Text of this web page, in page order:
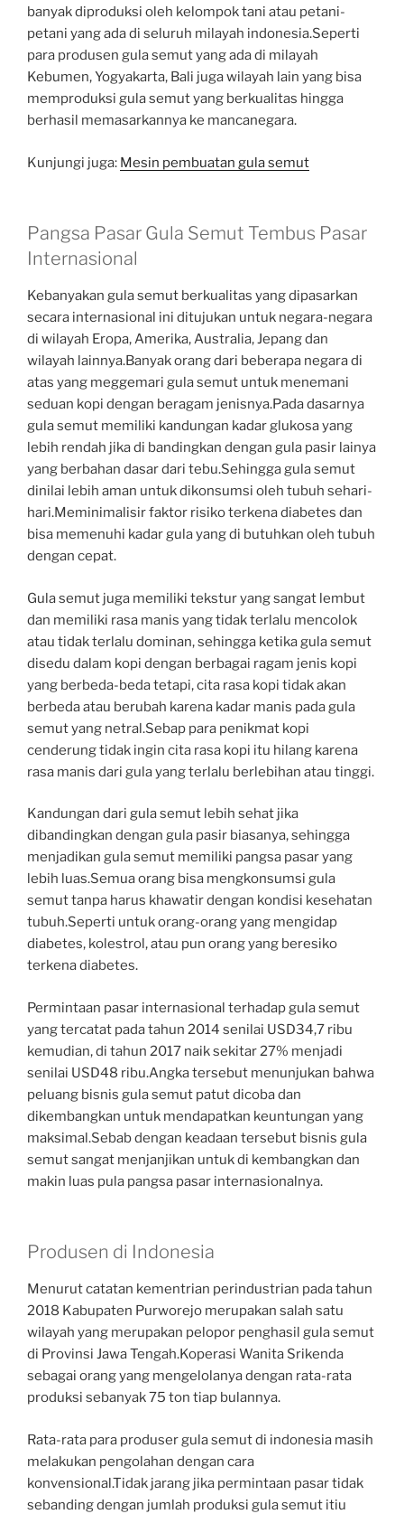
banyak diproduksi oleh kelompok tani atau petani-
petani yang ada di seluruh milayah indonesia.Seperti
para produsen gula semut yang ada di milayah
Kebumen, Yogyakarta, Bali juga wilayah lain yang bisa
memproduksi gula semut yang berkualitas hingga
berhasil memasarkannya ke mancanegara.
Kunjungi juga: Mesin pembuatan gula semut
Pangsa Pasar Gula Semut Tembus Pasar
Internasional
Kebanyakan gula semut berkualitas yang dipasarkan
secara internasional ini ditujukan untuk negara-negara
di wilayah Eropa, Amerika, Australia, Jepang dan
wilayah lainnya.Banyak orang dari beberapa negara di
atas yang meggemari gula semut untuk menemani
seduan kopi dengan beragam jenisnya.Pada dasarnya
gula semut memiliki kandungan kadar glukosa yang
lebih rendah jika di bandingkan dengan gula pasir lainya
yang berbahan dasar dari tebu.Sehingga gula semut
dinilai lebih aman untuk dikonsumsi oleh tubuh sehari-
hari.Meminimalisir faktor risiko terkena diabetes dan
bisa memenuhi kadar gula yang di butuhkan oleh tubuh
dengan cepat.
Gula semut juga memiliki tekstur yang sangat lembut
dan memiliki rasa manis yang tidak terlalu mencolok
atau tidak terlalu dominan, sehingga ketika gula semut
disedu dalam kopi dengan berbagai ragam jenis kopi
yang berbeda-beda tetapi, cita rasa kopi tidak akan
berbeda atau berubah karena kadar manis pada gula
semut yang netral.Sebap para penikmat kopi
cenderung tidak ingin cita rasa kopi itu hilang karena
rasa manis dari gula yang terlalu berlebihan atau tinggi.
Kandungan dari gula semut lebih sehat jika
dibandingkan dengan gula pasir biasanya, sehingga
menjadikan gula semut memiliki pangsa pasar yang
lebih luas.Semua orang bisa mengkonsumsi gula
semut tanpa harus khawatir dengan kondisi kesehatan
tubuh.Seperti untuk orang-orang yang mengidap
diabetes, kolestrol, atau pun orang yang beresiko
terkena diabetes.
Permintaan pasar internasional terhadap gula semut
yang tercatat pada tahun 2014 senilai USD34,7 ribu
kemudian, di tahun 2017 naik sekitar 27% menjadi
senilai USD48 ribu.Angka tersebut menunjukan bahwa
peluang bisnis gula semut patut dicoba dan
dikembangkan untuk mendapatkan keuntungan yang
maksimal.Sebab dengan keadaan tersebut bisnis gula
semut sangat menjanjikan untuk di kembangkan dan
makin luas pula pangsa pasar internasionalnya.
Produsen di Indonesia
Menurut catatan kementrian perindustrian pada tahun
2018 Kabupaten Purworejo merupakan salah satu
wilayah yang merupakan pelopor penghasil gula semut
di Provinsi Jawa Tengah.Koperasi Wanita Srikenda
sebagai orang yang mengelolanya dengan rata-rata
produksi sebanyak 75 ton tiap bulannya.
Rata-rata para produser gula semut di indonesia masih
melakukan pengolahan dengan cara
konvensional.Tidak jarang jika permintaan pasar tidak
sebanding dengan jumlah produksi gula semut itiu